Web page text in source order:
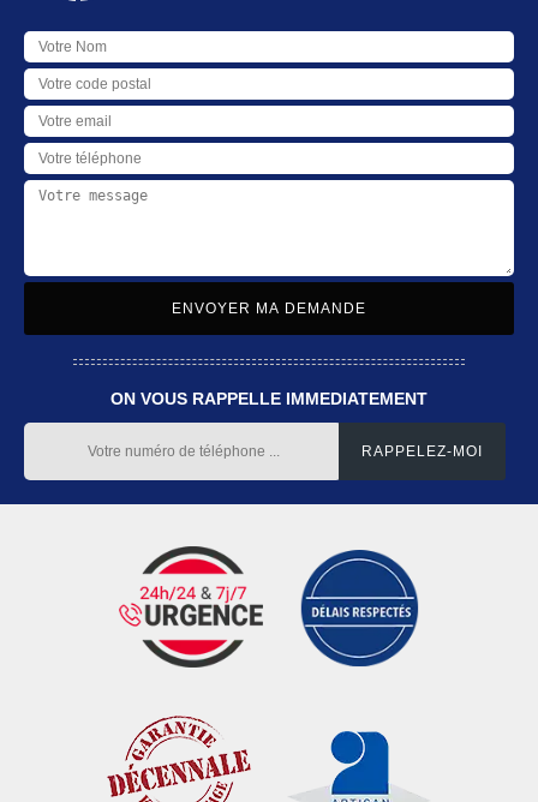
ON VOUS RAPPELLE IMMEDIATEMENT